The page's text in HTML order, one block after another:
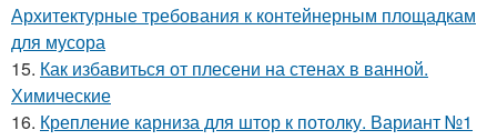
Архитектурные требования к контейнерным площадкам
для мусора
15. Как избавиться от плесени на стенах в ванной.
Химические
16. Крепление карниза для штор к потолку. Вариант №1